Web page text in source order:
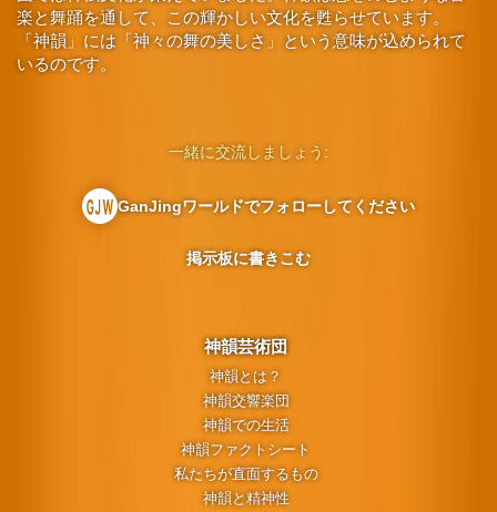
楽と舞踊を通して、この輝かしい文化を甦らせています。
「神韻」には「神々の舞の美しさ」という意味が込められて
いるのです。
神韻芸術団
神韻とは？
神韻交響楽団
神韻での生活
神韻ファクトシート
私たちが直面するもの
神韻と精神性
一緒に交流しましょう:
GanJingワールドでフォローしてください
掲示板に書きこむ